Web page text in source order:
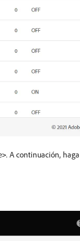
. A continuación,